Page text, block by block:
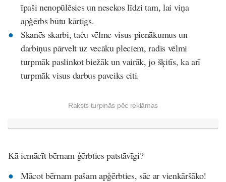
īpaši nenopūlēsies un nesekos līdzi tam, lai viņa
apģērbs būtu kārtīgs.
Skanēs skarbi, taču vēlme visus pienākumus un
darbiņus pārvelt uz vecāku pleciem, radīs vēlmi
turpmāk paslinkot biežāk un vairāk, jo šķitīs, ka arī
turpmāk visus darbus paveiks citi.
Raksts turpinās pēc reklāmas
Kā iemācīt bērnam ģērbties patstāvīgi?
Mācot bērnam pašam apģērbties, sāc ar vienkāršāko!